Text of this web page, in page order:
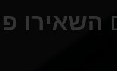
השאירו